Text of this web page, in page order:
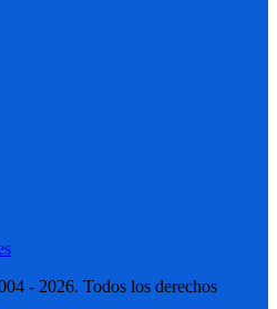
- 2026. Todos los derechos